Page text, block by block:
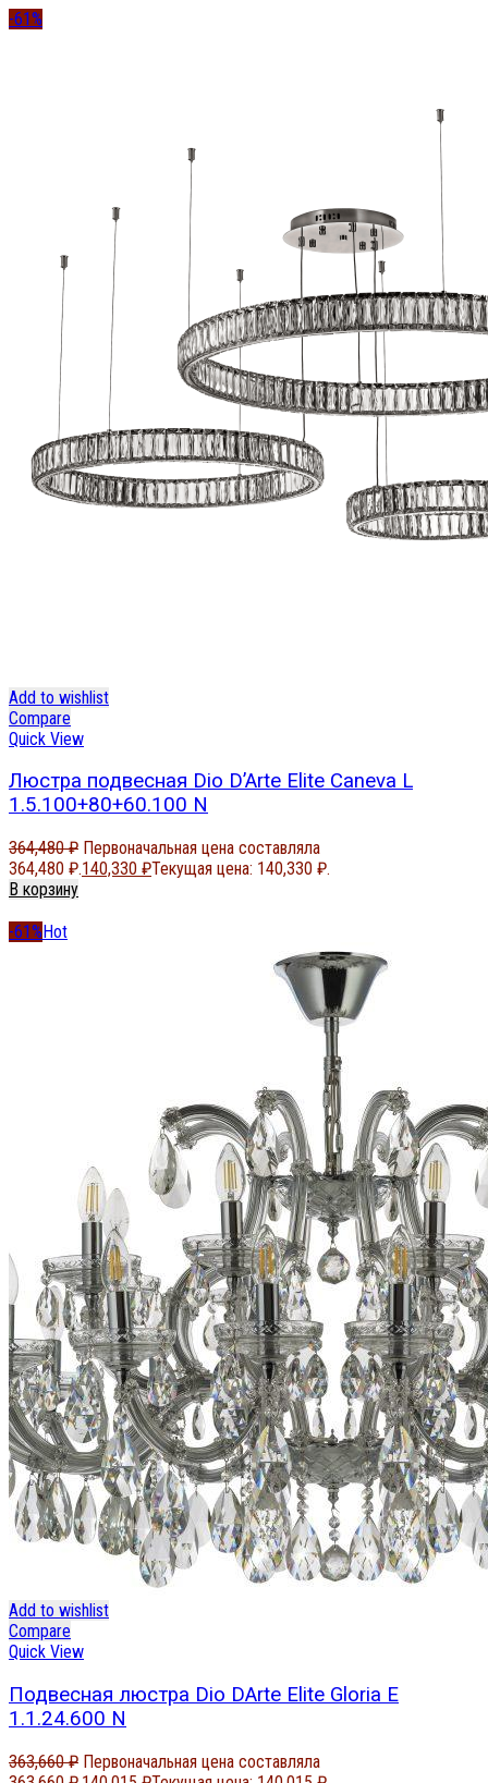
-61%
Add to wishlist
Compare
Quick View
Люстра подвесная Dio D’Arte Elite Caneva L
1.5.100+80+60.100 N
364,480₽ Первоначальная цена составляла
364,480 ₽.140,330 ₽Текущая цена: 140,330 ₽.
В корзину
-61%Hot
Add to wishlist
Compare
Quick View
Подвесная люстра Dio DArte Elite Gloria E
1.1.24.600 N
363,660₽ Первоначальная цена составляла